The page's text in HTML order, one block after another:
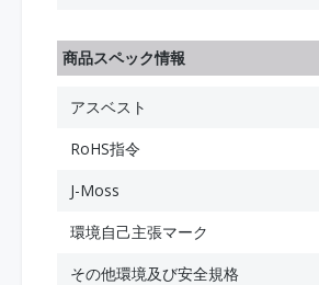
商品スペック情報
アスベスト
RoHS指令
J-Moss
環境自己主張マーク
その他環境及び安全規格